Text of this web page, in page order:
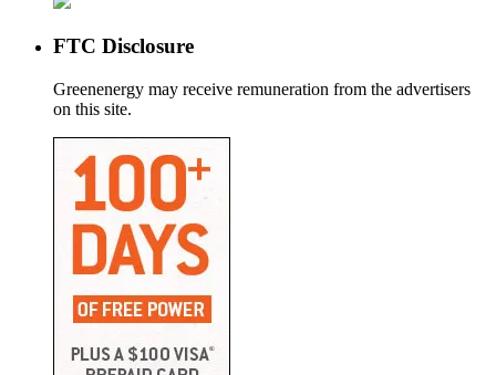
FTC Disclosure
Greenenergy may receive remuneration from the advertisers
on this site.